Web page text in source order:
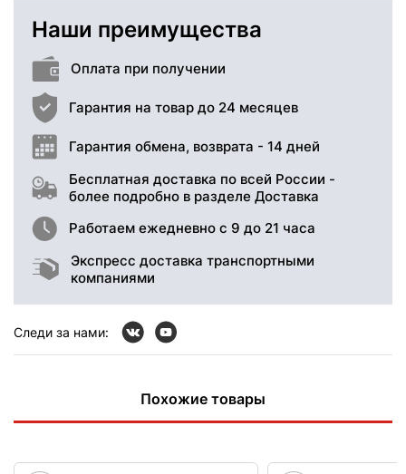
Наши преимущества
Оплата при получении
Гарантия на товар до 24 месяцев
Гарантия обмена, возврата - 14 дней
Бесплатная доставка по всей России -
более подробно в разделе Доставка
Работаем ежедневно с 9 до 21 часа
Экспресс доставка транспортными
компаниями
Следи за нами:
Похожие товары